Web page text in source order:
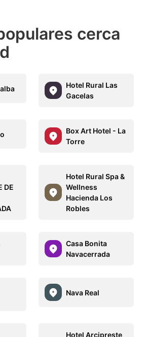
cerca
Hotel Rural Las
Gacelas
Box Art Hotel - La
Torre
DE
Hotel Rural Spa &
Wellness
Hacienda Los
Robles
Casa Bonita
Navacerrada
Nava Real
Hotel Arcipreste